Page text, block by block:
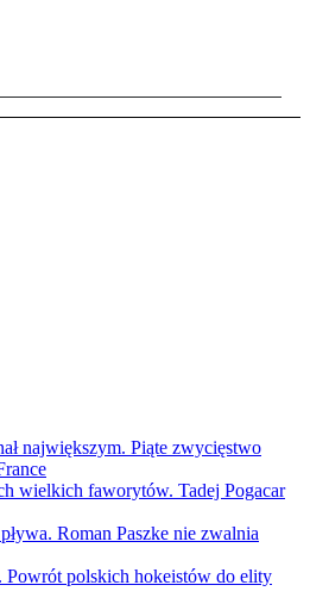
największym. Piąte zwycięstwo
wielkich faworytów. Tadej Pogacar
Roman Paszke nie zwalnia
Powrót polskich hokeistów do elity